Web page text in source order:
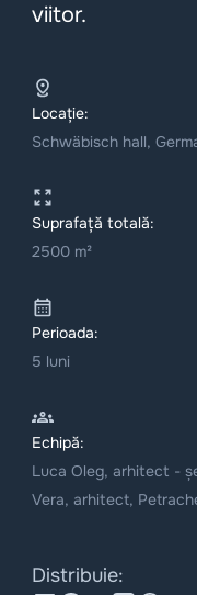
viitor.
Locație:
Schwäbisch hall,
Suprafață totală:
2500 m²
Perioada:
5 luni
Echipă:
Luca Oleg, arhitect -
Vera, arhitect,
Distribuie: